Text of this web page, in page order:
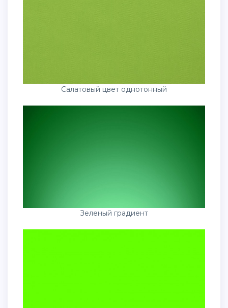
Салатовый цвет однотонный
Зеленый градиент